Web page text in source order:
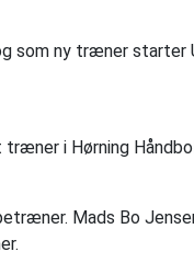
som ny træner starter
i Hørning
Mads Bo